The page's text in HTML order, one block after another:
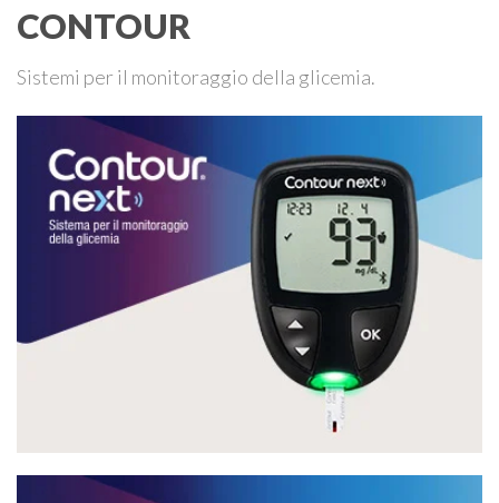
CONTOUR
Sistemi per il monitoraggio della glicemia.